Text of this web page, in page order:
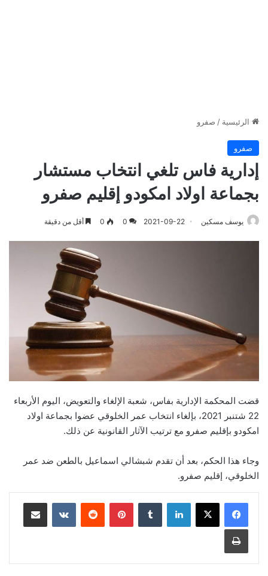
الرئيسية / صفرو
صفرو
إدارية فاس تلغي انتخاب مستشار
بجماعة اولاد امكودو إقليم صفرو
يوسف مسكين 2021-09-22
0
0 أقل من دقيقة
قضت المحكمة الإدارية بفاس، شعبة الإلغاء والتعويض، اليوم الأربعاء
22 شتنبر 2021، بإلغاء انتخاب عمر الخلوقي عضوا بجماعة اولاد
امكودو بإقليم صفرو مع ترتيب الآثار القانونية عن ذلك.
وجاء هذا الحكم، بعد أن تقدم شبشالي اسماعيل بالطعن ضد عمر
الخلوقي، إقليم صفرو.
لينكدإن بينتيريست مشاركة عبر البريد
طباعة